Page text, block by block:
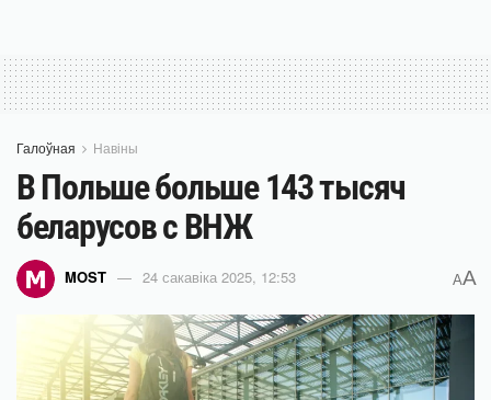
Галоўная Навіны
В Польше больше 143 тысяч
беларусов с ВНЖ
MOST 24 сакавіка 2025, 12:53 AA